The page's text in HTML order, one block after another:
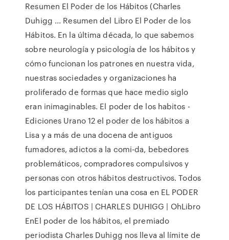
Resumen El Poder de los Hábitos (Charles
Duhigg ... Resumen del Libro El Poder de los
Hábitos. En la última década, lo que sabemos
sobre neurología y psicología de los hábitos y
cómo funcionan los patrones en nuestra vida,
nuestras sociedades y organizaciones ha
proliferado de formas que hace medio siglo
eran inimaginables. El poder de los habitos -
Ediciones Urano 12 el poder de los hábitos a
Lisa y a más de una docena de antiguos
fumadores, adictos a la comi-da, bebedores
problemáticos, compradores compulsivos y
personas con otros hábitos destructivos. Todos
los participantes tenían una cosa en EL PODER
DE LOS HÁBITOS | CHARLES DUHIGG | OhLibro
EnEl poder de los hábitos, el premiado
periodista Charles Duhigg nos lleva al límite de